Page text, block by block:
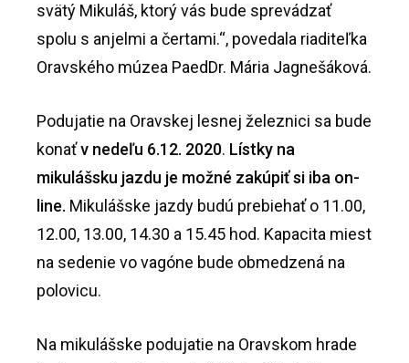
svätý Mikuláš, ktorý vás bude sprevádzať
spolu s anjelmi a čertami.“, povedala riaditeľka
Oravského múzea PaedDr. Mária Jagnešáková.
Podujatie na Oravskej lesnej železnici sa bude
konaťv nedeľu 6.12. 2020. Lístky na
mikulášsku jazdu je možné zakúpiť si iba on-
line. Mikulášske jazdy budú prebiehať o 11.00,
12.00, 13.00, 14.30 a 15.45 hod. Kapacita miest
na sedenie vo vagóne bude obmedzená na
polovicu.
Na mikulášske podujatie na Oravskom hrade